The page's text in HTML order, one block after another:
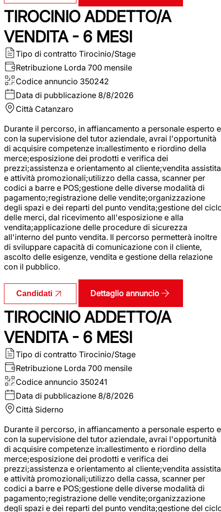
TIROCINIO ADDETTO/A
VENDITA - 6 MESI
Tipo di contratto Tirocinio/Stage
Retribuzione Lorda 700 mensile
Codice annuncio 350242
Data di pubblicazione 8/8/2026
Città Catanzaro
Durante il percorso, in affiancamento a personale esperto e
con la supervisione del tutor aziendale, avrai l'opportunità
di acquisire competenze in:allestimento e riordino della
merce;esposizione dei prodotti e verifica dei
prezzi;assistenza e orientamento al cliente;vendita assistita
e attività promozionali;utilizzo della cassa, scanner per
codici a barre e POS;gestione delle diverse modalità di
pagamento;registrazione delle vendite;organizzazione
degli spazi e dei reparti del punto vendita;gestione del
delle merci, dal ricevimento all'esposizione e alla
vendita;applicazione delle procedure di sicurezza
all'interno del punto vendita. Il percorso permetterà inoltre
di sviluppare capacità di comunicazione con il cliente,
ascolto delle esigenze, vendita e gestione della relazione
con il pubblico.
Candidati Dettaglio annuncio
TIROCINIO ADDETTO/A
VENDITA - 6 MESI
Tipo di contratto Tirocinio/Stage
Retribuzione Lorda 700 mensile
Codice annuncio 350241
Data di pubblicazione 8/8/2026
Città Siderno
Durante il percorso, in affiancamento a personale esperto e
con la supervisione del tutor aziendale, avrai l'opportunità
di acquisire competenze in:allestimento e riordino della
merce;esposizione dei prodotti e verifica dei
prezzi;assistenza e orientamento al cliente;vendita assistita
e attività promozionali;utilizzo della cassa, scanner per
codici a barre e POS;gestione delle diverse modalità di
pagamento;registrazione delle vendite;organizzazione
degli spazi e dei reparti del punto vendita;gestione del